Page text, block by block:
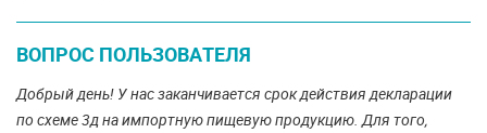
ВОПРОС ПОЛЬЗОВАТЕЛЯ
Добрый день! У нас заканчивается срок действия декларации
по схеме 3д на импортную пищевую продукцию. Для того,